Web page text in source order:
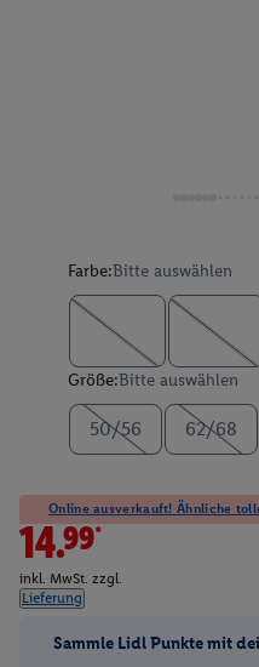
Farbe:Bitte auswählen
Größe:Bitte auswählen
50/56 62/68
Online ausverkauft! Ähnliche
14.99*
inkl. MwSt. zzgl.
Lieferung
Sammle Lidl Punkte mit